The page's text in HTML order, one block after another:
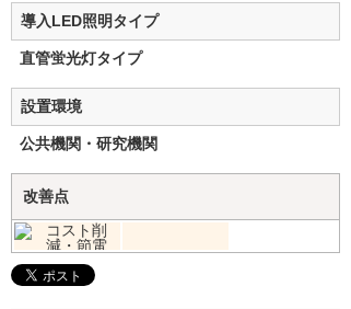
導入LED照明タイプ
直管蛍光灯タイプ
設置環境
公共機関・研究機関
改善点